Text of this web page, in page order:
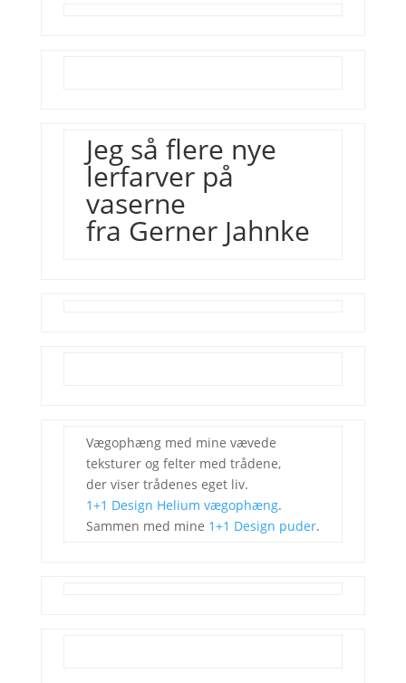
Jeg så flere nye
lerfarver på
vaserne
fra Gerner Jahnke
Vægophæng med mine vævede
teksturer og felter med trådene,
der viser trådenes eget liv.
1+1 Design Helium vægophæng.
Sammen med mine 1+1 Design puder.